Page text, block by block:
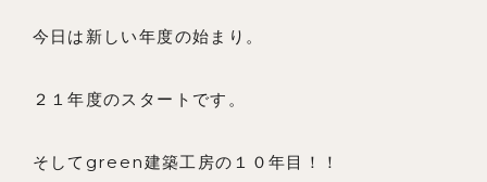
会社概要
今日は新しい年度の始まり。
２１年度のスタートです。
そしてgreen建築工房の１０年目！！